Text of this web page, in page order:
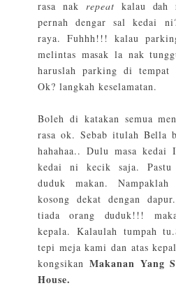
rasa nak repeat kalau dah
pernah dengar sal kedai
raya. Fuhhh!!! kalau
melintas masak la nak
haruslah parking di
Ok? langkah keselamatan.
Boleh di katakan semua
rasa ok. Sebab itulah Bella
hahahaa.. Dulu masa
kedai ni kecik saja. Pastu
duduk makan.
kosong dekat dengan
tiada orang duduk!!!
kepala. Kalaulah tumpah
tepi meja kami dan atas
kongsikan Makanan Yang
House.